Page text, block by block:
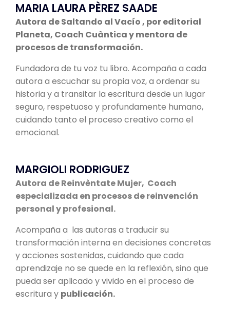
MARIA LAURA PÈREZ SAADE
Autora de Saltando al Vacío , por editorial
Planeta, Coach Cuàntica y mentora de
procesos de transformación.
Fundadora de tu voz tu libro. Acompaña a cada
autora a escuchar su propia voz, a ordenar su
historia y a transitar la escritura desde un lugar
seguro, respetuoso y profundamente humano,
cuidando tanto el proceso creativo como el
emocional.
MARGIOLI RODRIGUEZ
Autora de Reinvèntate Mujer, Coach
especializada en procesos de reinvención
personal y profesional.
Acompaña a las autoras a traducir su
transformación interna en decisiones concretas
y acciones sostenidas, cuidando que cada
aprendizaje no se quede en la reflexión, sino que
pueda ser aplicado y vivido en el proceso de
escritura y publicación.